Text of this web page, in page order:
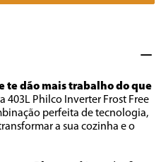
te dão mais trabalho do que
403L Philco Inverter Frost Free
perfeita de tecnologia,
a sua cozinha e o